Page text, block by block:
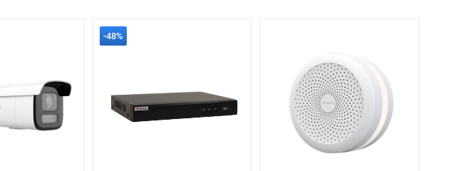
-48%